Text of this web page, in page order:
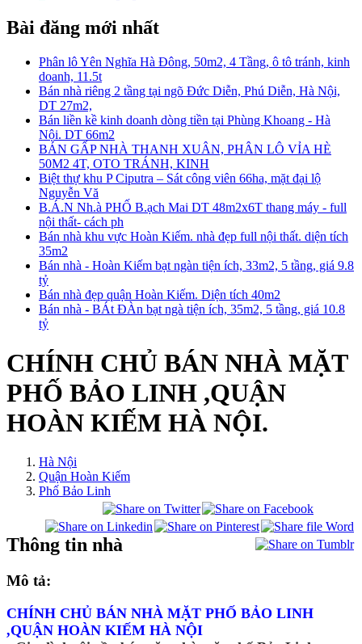
Bài đăng mới nhất
Phân lô Yên Nghĩa Hà Đông, 50m2, 4 Tầng, ô tô tránh, kinh
doanh, 11.5t
Bán nhà riêng 2 tầng tại ngõ Đức Diễn, Phú Diễn, Hà Nội,
DT 27m2,
Bán liền kề kinh doanh dòng tiền tại Phùng Khoang - Hà
Nội. DT 66m2
BÁN GẤP NHÀ THANH XUÂN, PHÂN LÔ VỈA HÈ
50M2 4T, OTO TRÁNH, KINH
Biệt thự khu P Ciputra – Sát công viên 66ha, mặt đại lộ
Nguyễn Vă
B.Á.N Nh.à PHỐ B.ạch Mai DT 48m2x6T thang máy - full
nội thất- cách ph
Bán nhà khu vực Hoàn Kiếm. nhà đẹp full nội thất. diện tích
35m2
Bán nhà - Hoàn Kiếm bạt ngàn tiện ích, 33m2, 5 tầng, giá 9.8
tỷ
Bán nhà đẹp quận Hoàn Kiếm. Diện tích 40m2
Bán nhà - BÁt ĐÀn bạt ngà tiện ích, 35m2, 5 tầng, giá 10.8
tỷ
CHÍNH CHỦ BÁN NHÀ MẶT
PHỐ BẢO LINH ,QUẬN
HOÀN KIẾM HÀ NỘI.
Hà Nội
Quận Hoàn Kiếm
Phố Bảo Linh
Thông tin nhà
Mô tả:
CHÍNH CHỦ BÁN NHÀ MẶT PHỐ BẢO LINH
,QUẬN HOÀN KIẾM HÀ NỘI